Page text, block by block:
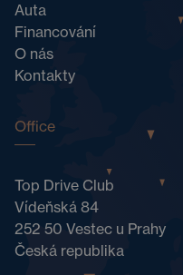
Auta
Financování
O nás
Kontakty
Office
Top Drive Club
Vídeňská 84
252 50 Vestec u Prahy
Česká republika